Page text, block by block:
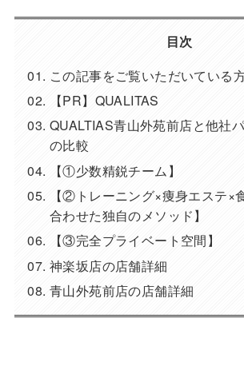
目次
この記事をご覧いただいている
【PR】QUALITAS
QUALTIAS青山外苑前店と他社
の比較
【①少数精鋭チーム】
【②トレーニング×痩身エステ×
合わせた独自のメソッド】
【③完全プライベート空間】
神楽坂店の店舗詳細
青山外苑前店の店舗詳細